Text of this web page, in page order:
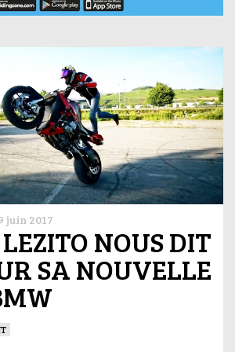
juin 2017
NOUS DIT
SA NOUVELLE